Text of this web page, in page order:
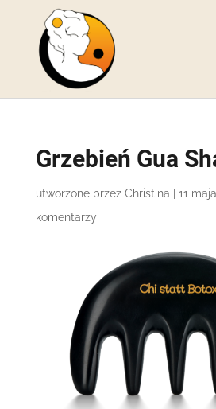
Grzebień Gua
utworzone przez Christina 11
komentarzy